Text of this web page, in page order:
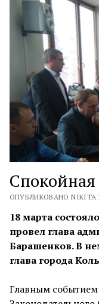
Спокойная
ОПУБЛИКОВАНО NIKITA
18 марта
провел глава
Барашенков. В
глава города
Главным